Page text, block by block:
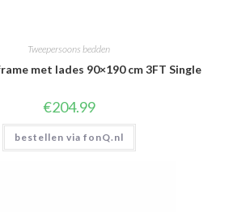
Tweepersoons bedden
met lades 90×190 cm 3FT Single
€204.99
bestellen via fonQ.nl